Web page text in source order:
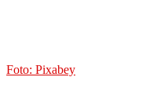
Foto: Pixabey